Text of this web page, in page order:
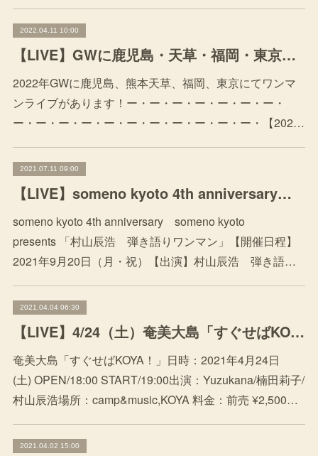
2022.04.11 10:00
【LIVE】GWに鹿児島・天草・福岡・東京にて！
2022年GWに鹿児島、熊本天草、福岡、東京にてワンマ
ンライブがあります！ー・ー・ー・ー・ー・ー・ー・
ー・ー・ー・ー・ー・ー・ー・ー・ー・ー・ー・【202…
2021.07.11 09:00
【LIVE】someno kyoto 4th anniversary someno kyoto presents 「村山辰浩 弾き語りワンマン」
someno kyoto 4th anniversary someno kyoto
presents 「村山辰浩 弾き語りワンマン」【開催日程】
2021年9月20日（月・祝）【出演】村山辰浩 弾き語…
2021.04.04 06:30
【LIVE】4/24（土）奄美大島「すぐせばKOYA!」
奄美大島「すぐせばKOYA！」日時：2021年4月24日
(土) OPEN/18:00 START/19:00出演：Yuzukana/楠田莉子/
村山辰浩場所：camp&music,KOYA 料金：前売 ¥2,500…
2021.04.02 15:00